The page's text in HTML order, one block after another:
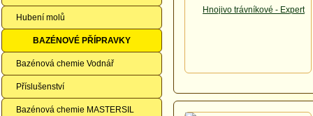
Hubení molů
BAZÉNOVÉ PŘÍPRAVKY
Bazénová chemie Vodnář
Příslušenství
Bazénová chemie MASTERSIL